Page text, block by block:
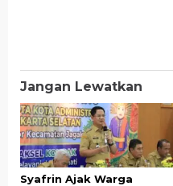
Jangan Lewatkan
Syafrin Ajak Warga